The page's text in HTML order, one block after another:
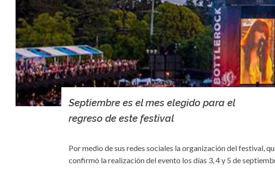
Septiembre es el mes elegido para el
regreso de este festival
Por medio de sus redes sociales la organización del festival,
confirmó la realización del evento los días 3, 4 y 5 de